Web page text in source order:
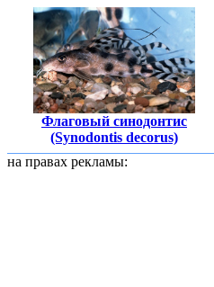
Флаговый синодонтис
(Synodontis decorus)
на правах рекламы: